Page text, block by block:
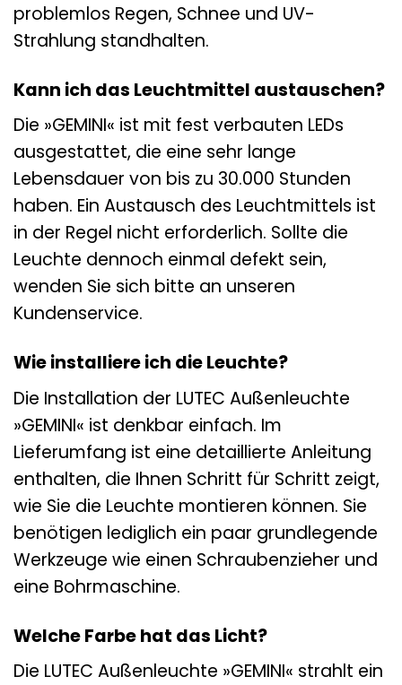
problemlos Regen, Schnee und UV-
Strahlung standhalten.
Kann ich das Leuchtmittel austauschen?
Die »GEMINI« ist mit fest verbauten LEDs
ausgestattet, die eine sehr lange
Lebensdauer von bis zu 30.000 Stunden
haben. Ein Austausch des Leuchtmittels ist
in der Regel nicht erforderlich. Sollte die
Leuchte dennoch einmal defekt sein,
wenden Sie sich bitte an unseren
Kundenservice.
Wie installiere ich die Leuchte?
Die Installation der LUTEC Außenleuchte
»GEMINI« ist denkbar einfach. Im
Lieferumfang ist eine detaillierte Anleitung
enthalten, die Ihnen Schritt für Schritt zeigt,
wie Sie die Leuchte montieren können. Sie
benötigen lediglich ein paar grundlegende
Werkzeuge wie einen Schraubenzieher und
eine Bohrmaschine.
Welche Farbe hat das Licht?
Die LUTEC Außenleuchte »GEMINI« strahlt ein